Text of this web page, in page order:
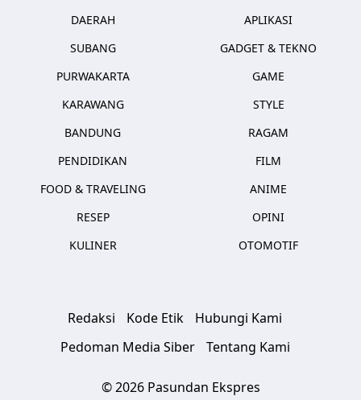
DAERAH
SUBANG
PURWAKARTA
KARAWANG
BANDUNG
PENDIDIKAN
FOOD & TRAVELING
RESEP
KULINER
APLIKASI
GADGET & TEKNO
GAME
STYLE
RAGAM
FILM
ANIME
OPINI
OTOMOTIF
Redaksi Kode Etik
Hubungi Kami
Pedoman Media Siber
Tentang Kami
© 2026 Pasundan Ekspres